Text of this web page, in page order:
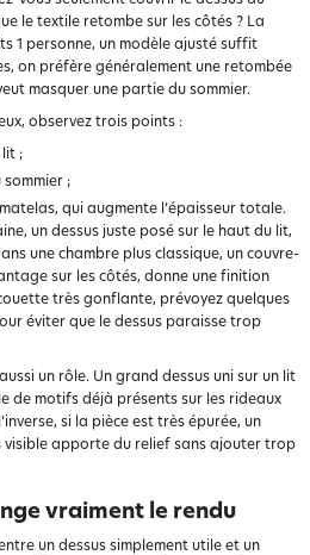
le textile retombe sur les côtés ? La
1 personne, un modèle ajusté suffit
on préfère généralement une retombée
masquer une partie du sommier.
observez trois points :
lit ;
;
qui augmente l’épaisseur totale.
un dessus juste posé sur le haut du lit,
une chambre plus classique, un couvre-
sur les côtés, donne une finition
très gonflante, prévoyez quelques
éviter que le dessus paraisse trop
un rôle. Un grand dessus uni sur un lit
de motifs déjà présents sur les rideaux
si la pièce est très épurée, un
visible apporte du relief sans ajouter trop
vraiment le rendu
un dessus simplement utile et un